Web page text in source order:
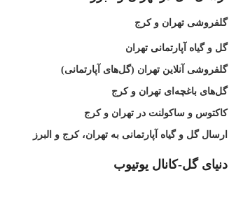
گلفروشی تهران و کرج
گل و گیاه آپارتمانی تهران
گلفروشی آنلاین تهران (گل‌های آپارتمانی)
گل‌های باغچه‌ای تهران و کرج
کاکتوس و ساکولنت در تهران و کرج
ارسال گل و گیاه آپارتمانی به تهران، کرج و البرز
دنیای گل-کانال یوتیوب